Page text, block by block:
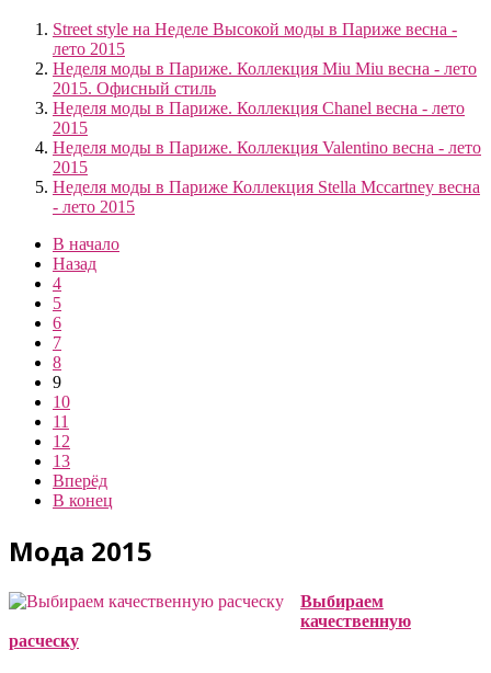
Street style на Неделе Высокой моды в Париже весна -
лето 2015
Неделя моды в Париже. Коллекция Miu Miu весна - лето
2015. Офисный стиль
Неделя моды в Париже. Коллекция Chanel весна - лето
2015
Неделя моды в Париже. Коллекция Valentino весна - лето
2015
Неделя моды в Париже Коллекция Stella Mccartney весна
- лето 2015
В начало
Назад
4
5
6
7
8
9
10
11
12
13
Вперёд
В конец
Мода 2015
Выбираем
качественную
расческу